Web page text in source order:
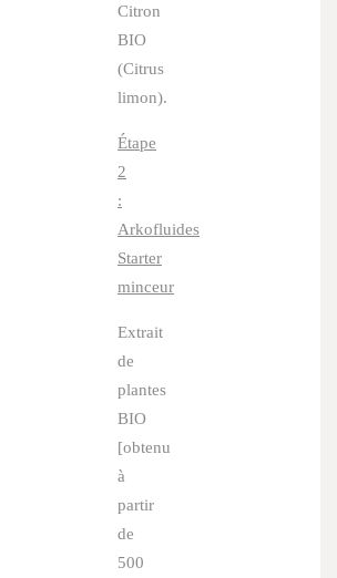
Citron
BIO
(Citrus
limon).
Étape
2
:
Arkofluides
Starter
minceur
Extrait
de
plantes
BIO
[obtenu
à
partir
de
500